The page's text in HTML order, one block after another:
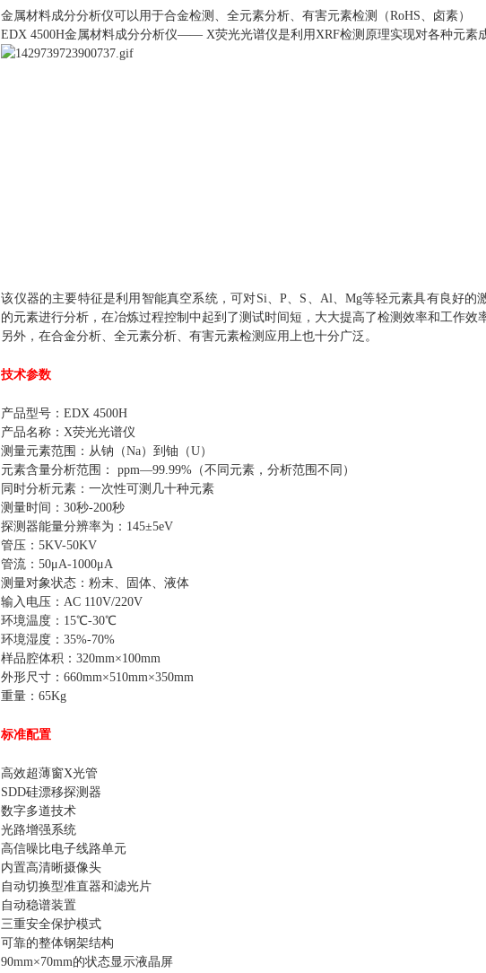
金属材料成分分析仪可以用于合金检测、全元素分析、有害元素检测（RoHS、卤素）
EDX 4500H金属材料成分分析仪—— X荧光光谱仪是利用XRF检测原理实现对各种元素
该仪器的主要特征是利用智能真空系统，可对Si、P、S、Al、Mg等轻元素具有良好
的元素进行分析，在冶炼过程控制中起到了测试时间短，大大提高了检测效率和工作效
另外，在合金分析、全元素分析、有害元素检测应用上也十分广泛。
技术参数
产品型号：EDX 4500H
产品名称：X荧光光谱仪
测量元素范围：从钠（Na）到铀（U）
元素含量分析范围： ppm—99.99%（不同元素，分析范围不同）
同时分析元素：一次性可测几十种元素
测量时间：30秒-200秒
探测器能量分辨率为：145±5eV
管压：5KV-50KV
管流：50μA-1000μA
测量对象状态：粉末、固体、液体
输入电压：AC 110V/220V
环境温度：15℃-30℃
环境湿度：35%-70%
样品腔体积：320mm×100mm
外形尺寸：660mm×510mm×350mm
重量：65Kg
标准配置
高效超薄窗X光管
SDD硅漂移探测器
数字多道技术
光路增强系统
高信噪比电子线路单元
内置高清晰摄像头
自动切换型准直器和滤光片
自动稳谱装置
三重安全保护模式
可靠的整体钢架结构
90mm×70mm的状态显示液晶屏